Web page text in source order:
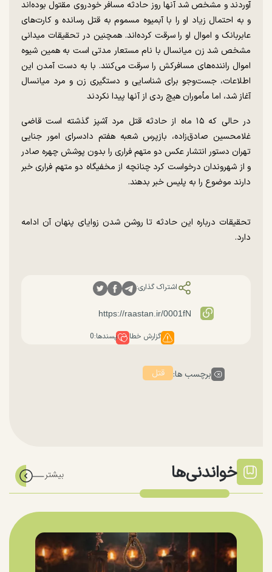
آوردند و مشخص شد آنها روز حادثه مسافر خودروی مقتول بوده‌اند
و به احتمال زیاد او را با آبمیوه مسموم به قتل رسانده و کارت‌های
عابربانک و اموال او را سرقت کرده‌اند. همچنین در تحقیقات میدانی
مشخص شد زن میانسال با نام مستعار مدتی است به همین شیوه
اموال راننده‌های مسافرکش را سرقت می‌کنند. با به دست آمدن این
اطلاعات، جست‌و‌جو برای شناسایی و دستگیری زن و مرد میانسال
آغاز شد، اما مأموران هیچ ردی از آنها پیدا نکردند
در حالی که ۱۵ ماه از حادثه قتل مرد آشپز گذشته است قاضی
غلامحسین صادق‌زاده، بازپرس شعبه هفتم دادسرای امور جنایی
تهران دستور انتشار عکس دو متهم فراری را بدون پوشش چهره صادر
و از شهروندان درخواست کرد چنانچه از مخفیگاه دو متهم فراری خبر
دارند موضوع را به پلیس خبر بدهند.
تحقیقات درباره این حادثه تا روشن شدن زوایای پنهان آن ادامه
دارد.
اشتراک گذاری:
گزارش خطا پسندها:0
برچسب ها: قتل
خواندنی‌ها